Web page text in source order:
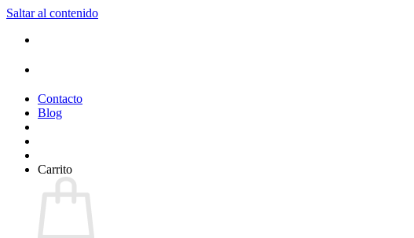
Saltar al contenido
Contacto
Blog
Carrito